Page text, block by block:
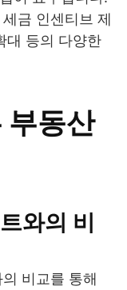
금 인센티브 제
대 등의 다양한
부동산
와의 비
비교를 통해